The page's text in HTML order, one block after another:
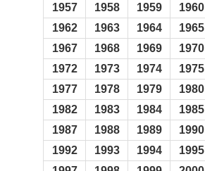
1957
1958 1959 1960
1962
1963 1964 1965
1967
1968 1969 1970
1972
1973 1974 1975
1977
1978 1979 1980
1982
1983 1984 1985
1987
1988 1989 1990
1992
1993 1994 1995